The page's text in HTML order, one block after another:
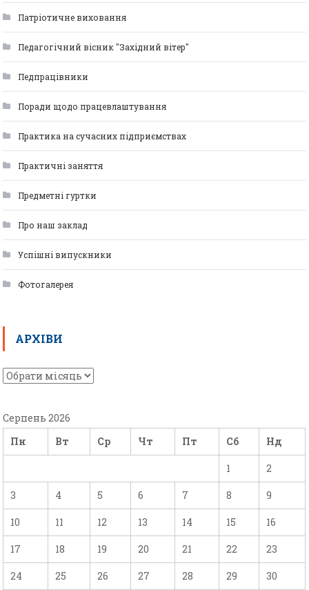
Патріотичне виховання
Педагогічний вісник "Західний вітер"
Педпрацівники
Поради щодо працевлаштування
Практика на сучасних підприємствах
Практичні заняття
Предметні гуртки
Про наш заклад
Успішні випускники
Фотогалерея
АРХІВИ
Серпень 2026
Пн
Вт Ср Чт Пт Сб Нд
1 2
3 4 5 6 7 8 9
10 11 12 13 14 15 16
17 18 19 20 21 22 23
24 25 26 27 28 29 30